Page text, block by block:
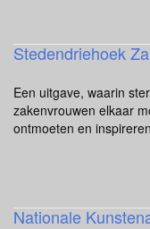
Stedendriehoek
Een uitgave, waarin
zakenvrouwen elkaar
ontmoeten en
Nationale